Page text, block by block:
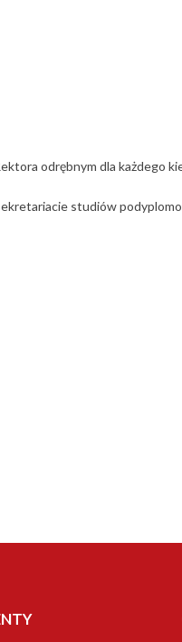
odrębnym dla każdego
studiów